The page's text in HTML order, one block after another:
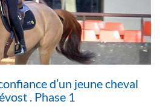
d’un jeune cheval
. Phase 1